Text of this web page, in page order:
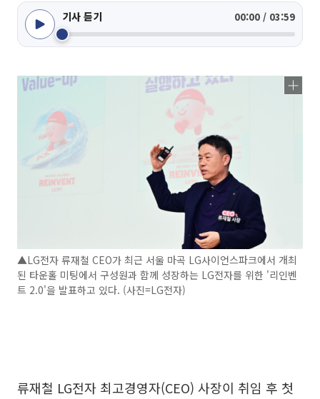
기사 듣기 00:00 / 03:59
▲LG전자 류재철 CEO가 최근 서울 마곡 LG사이언스파크에서 개최
된 타운홀 미팅에서 구성원과 함께 성장하는 LG전자를 위한 '리인벤
트 2.0'을 발표하고 있다. (사진=LG전자)
류재철 LG전자 최고경영자(CEO) 사장이 취임 후 첫